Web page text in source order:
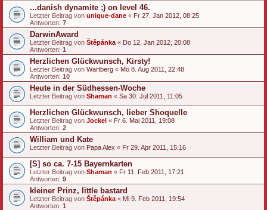
...danish dynamite ;) on level 46.
Letzter Beitrag von unique-dane « Fr 27. Jan 2012, 08:25
Antworten: 7
DarwinAward
Letzter Beitrag von Štěpánka « Do 12. Jan 2012, 20:08
Antworten: 1
Herzlichen Glückwunsch, Kirsty!
Letzter Beitrag von Wartberg « Mo 8. Aug 2011, 22:48
Antworten: 10
Heute in der Südhessen-Woche
Letzter Beitrag von Shaman « Sa 30. Jul 2011, 11:05
Herzlichen Glückwunsch, lieber Shoquelle
Letzter Beitrag von Jockel « Fr 6. Mai 2011, 19:08
Antworten: 2
William und Kate
Letzter Beitrag von Papa Alex « Fr 29. Apr 2011, 15:16
[S] so ca. 7-15 Bayernkarten
Letzter Beitrag von Shaman « Fr 11. Feb 2011, 17:21
Antworten: 9
kleiner Prinz, little bastard
Letzter Beitrag von Štěpánka « Mi 9. Feb 2011, 19:54
Antworten: 1